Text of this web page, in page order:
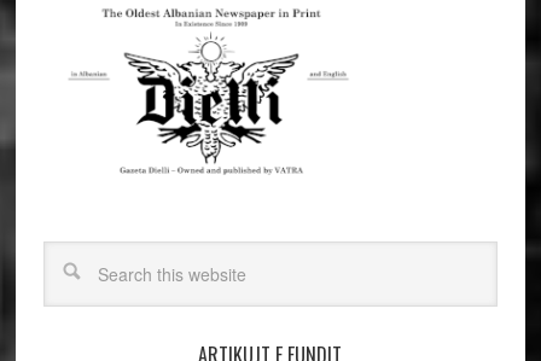
ARTIKUJT E FUNDIT